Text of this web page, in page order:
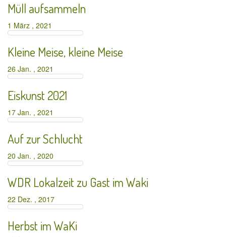
Müll aufsammeln
1 März , 2021
Kleine Meise, kleine Meise
26 Jan. , 2021
Eiskunst 2021
17 Jan. , 2021
Auf zur Schlucht
20 Jan. , 2020
WDR Lokalzeit zu Gast im Waki
22 Dez. , 2017
Herbst im WaKi